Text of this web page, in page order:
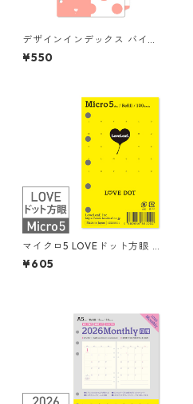
デザインインデックス バイブ
ル 4山 6穴 システム手帳
¥550
マイクロ5 LOVEドット方眼 5
丸穴 100枚 システム手帳リフ
ィル
¥605